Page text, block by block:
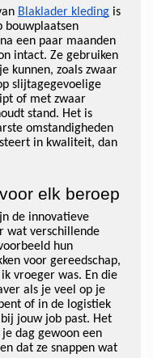
Blaklader kleding is
bouwplaatsen
een paar maanden
intact. Ze gebruiken
kunnen, zoals zwaar
slijtagegevoelige
of met zwaar
stand. Het is
omstandigheden
in kwaliteit, dan
elk beroep
de innovatieve
wat verschillende
hun
voor gereedschap,
vroeger was. En die
als je veel op je
of in de logistiek
jouw job past. Het
dag gewoon een
dat ze snappen wat